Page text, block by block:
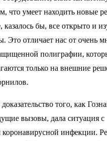
что умеет находить новые
казалось бы, все открыто и
Это отличает нас от очень
полиграфии,
только на внешние
того, как
вызовы, дала ситуация с
коронавирусной инфекции.